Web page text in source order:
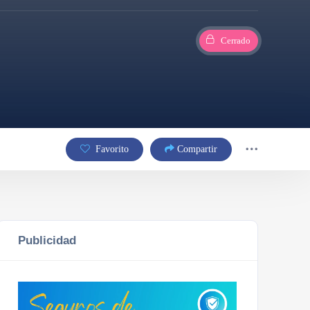
Cerrado
Favorito Compartir
Publicidad